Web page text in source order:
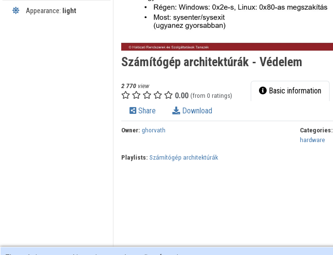
Appearance: light
Számítógép architektúrák - Védelem
2 770view
0.00 (from 0 ratings) Basic information
Share Download
Owner: ghorvath Categories:
hardware
Playlists: Számítógép architektúrák